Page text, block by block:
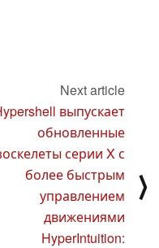
Next article
выпускает
обновленные
серии X с
более быстрым
управлением
движениями
HyperIntuition:
⟩